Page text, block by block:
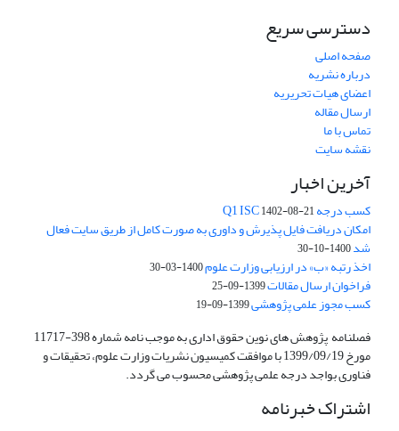
دسترسی سریع
صفحه اصلی
درباره نشریه
اعضای هیات تحریریه
ارسال مقاله
تماس با ما
نقشه سایت
آخرین اخبار
کسب درجه Q1 ISC1402-08-21
امکان دریافت فایل پذیرش و داوری به صورت کامل از طریق سایت فعال
شد1400-10-30
اخذ رتبه «ب» در ارزیابی وزارت علوم1400-03-30
فراخوان ارسال مقالات1399-09-25
کسب مجوز علمی پژوهشی1399-09-19
فصلنامه پژوهش های نوین حقوق اداری به موجب نامه شماره 398-11717
مورخ 1399/09/19 با موافقت کمیسیون نشریات وزارت علوم، تحقیقات و
فناوری بواجد درجه علمی پژوهشی محسوب می گردد.
اشتراک خبرنامه